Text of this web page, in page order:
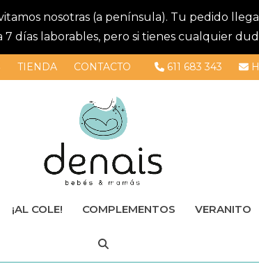
nosotras (a península). Tu pedido
días laborables, pero si tienes cualquier
TIENDA CONTACTO 611 683 343
¡AL COLE! COMPLEMENTOS VERANITO